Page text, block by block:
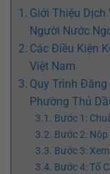
Giới Thiệu Dịch
Người Nước
Các Điều Kiện
Việt Nam
Quy Trình
Phường Thủ
Bước 1:
Bước 2: Nộp
Bước 3:
Bước 4: Tổ